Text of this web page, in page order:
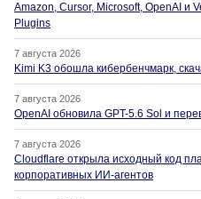
Amazon, Cursor, Microsoft, OpenAI и
Plugins
7 августа 2026
Kimi K3 обошла кибербенчмарк,
7 августа 2026
OpenAI обновила GPT-5.6 Sol и
7 августа 2026
Cloudflare открыла исходный код
корпоративных ИИ-агентов